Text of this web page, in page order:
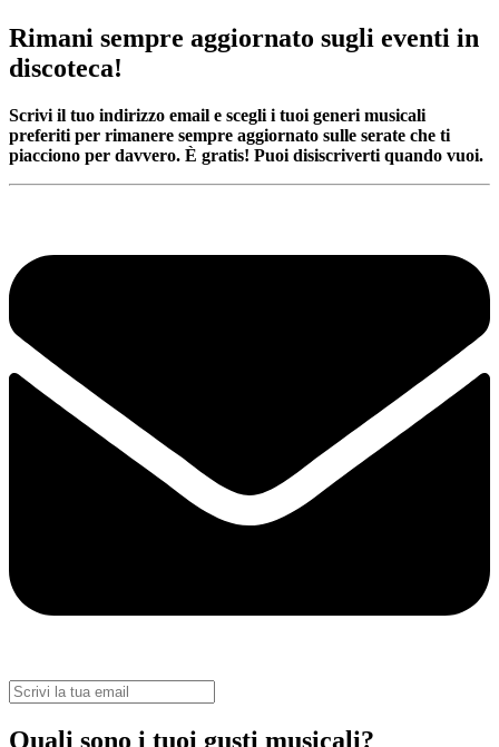
Rimani sempre aggiornato sugli eventi in
discoteca!
Scrivi il tuo indirizzo email e scegli i tuoi generi musicali
preferiti per rimanere sempre aggiornato sulle serate che ti
piacciono per davvero. È gratis! Puoi disiscriverti quando vuoi.
Quali sono i tuoi gusti musicali?